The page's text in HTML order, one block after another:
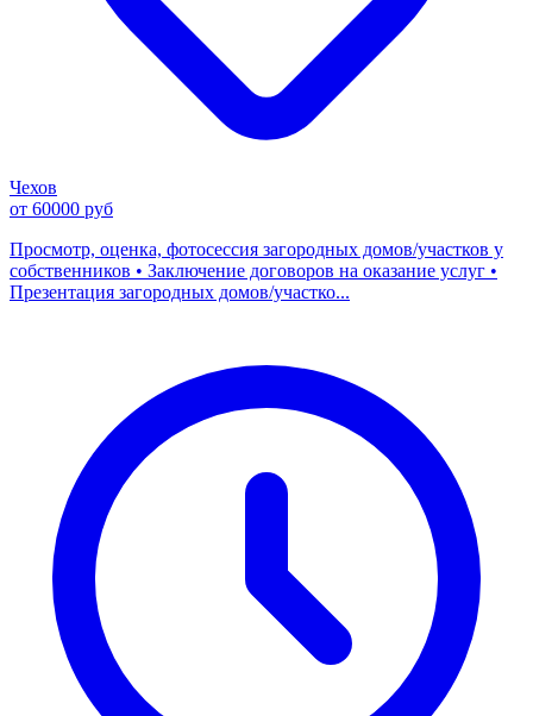
Чехов
от 60000 руб
Просмотр, оценка, фотосессия загородных домов/участков у
собственников • Заключение договоров на оказание услуг •
Презентация загородных домов/участко...